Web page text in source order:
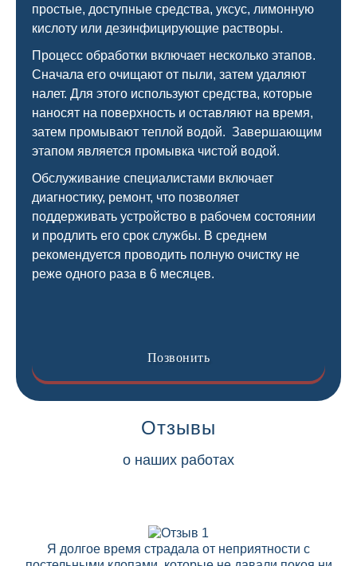
Отзывы
о наших работах
Я долгое время страдала от неприятности с
простые, доступные средства, уксус, лимонную
кислоту или дезинфицирующие растворы.
Процесс обработки включает несколько этапов.
Сначала его очищают от пыли, затем удаляют
налет. Для этого используют средства, которые
наносят на поверхность и оставляют на время,
затем промывают теплой водой. Завершающим
этапом является промывка чистой водой.
Обслуживание специалистами включает
диагностику, ремонт, что позволяет
поддерживать устройство в рабочем состоянии
и продлить его срок службы. В среднем
рекомендуется проводить полную очистку не
реже одного раза в 6 месяцев.
Позвонить